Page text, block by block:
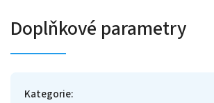
Doplňkové parametry
Kategorie: